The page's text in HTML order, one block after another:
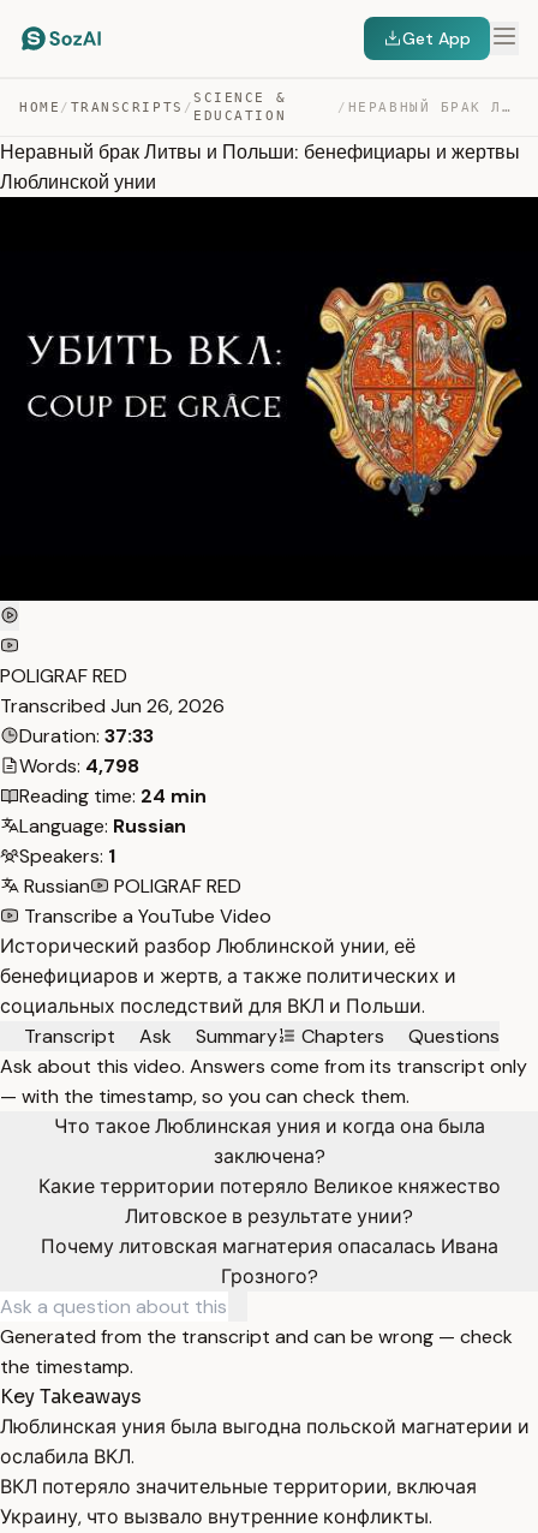
Get App
HOME / TRANSCRIPTS /
SCIENCE &
EDUCATION
/ НЕРАВНЫЙ БРАК ЛИТВЫ И ПОЛЬШИ: БЕНЕФИЦИАРЫ И ЖЕРТВЫ ЛЮБЛ… — TRANSCRIPT
Неравный брак Литвы и Польши: бенефициары и жертвы
Люблинской унии
POLIGRAF RED
Transcribed Jun 26, 2026
Duration: 37:33
Words: 4,798
Reading time: 24 min
Language: Russian
Speakers: 1
Russian
POLIGRAF RED
Transcribe a YouTube Video
Исторический разбор Люблинской унии, её
бенефициаров и жертв, а также политических и
социальных последствий для ВКЛ и Польши.
Transcript
Ask Summary Chapters
Questions
Ask about this video. Answers come from its transcript only
— with the timestamp, so you can check them.
Что такое Люблинская уния и когда она была
заключена?
Какие территории потеряло Великое княжество
Литовское в результате унии?
Почему литовская магнатерия опасалась Ивана
Грозного?
Generated from the transcript and can be wrong — check
the timestamp.
Key Takeaways
Люблинская уния была выгодна польской магнатерии и
ослабила ВКЛ.
ВКЛ потеряло значительные территории, включая
Украину, что вызвало внутренние конфликты.